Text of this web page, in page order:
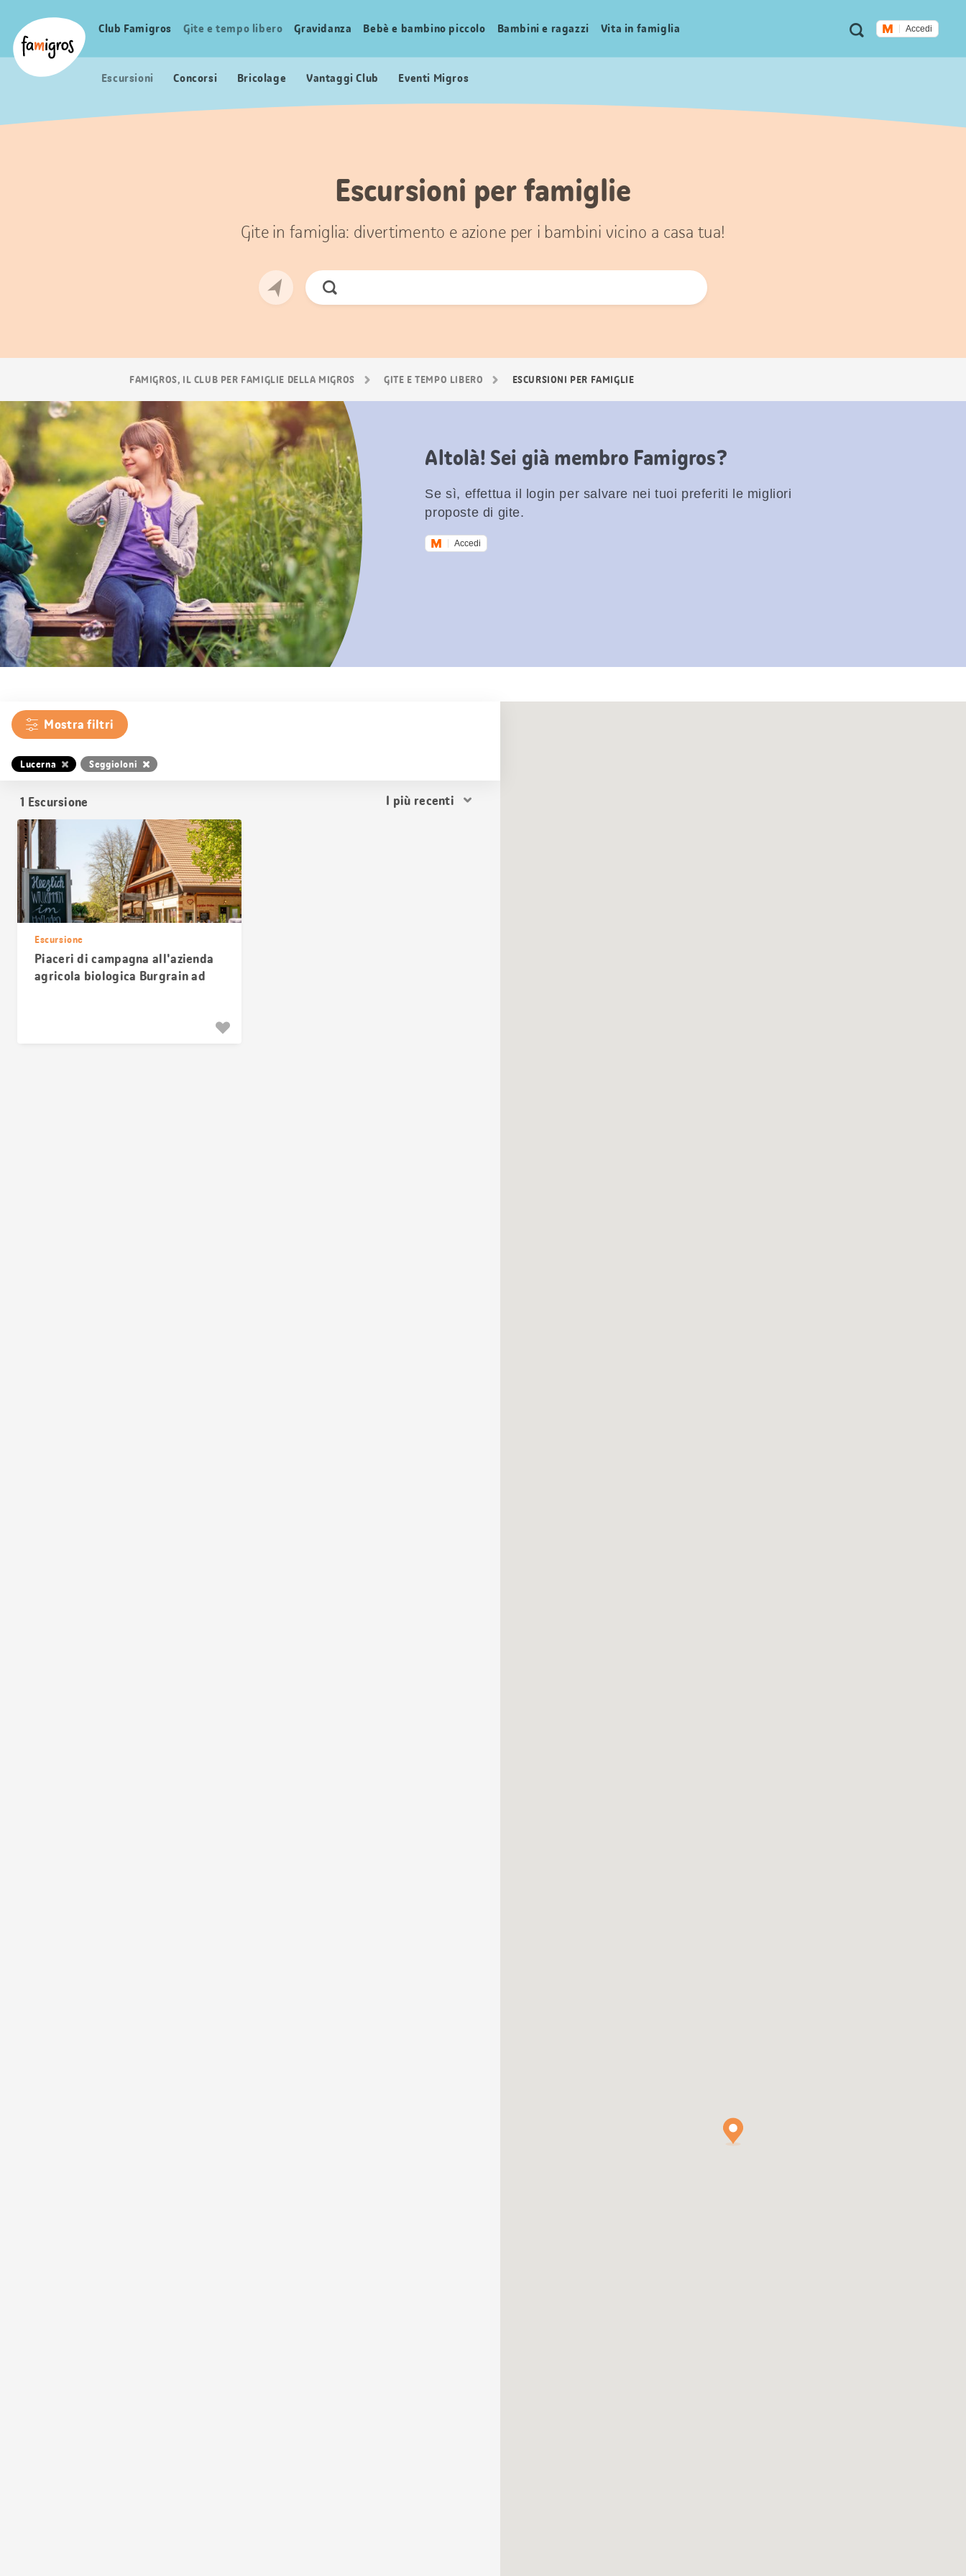
segnalibri
Logo
Metanavigazione
Ricerca Accedi
Navigazione
Club Famigros Gite e tempo libero Gravidanza Bebè e bambino piccolo Bambini e ragazzi Vita in famiglia
Escursioni Concorsi Bricolage Vantaggi Club Eventi Migros
Escursioni per famiglie
Gite in famiglia: divertimento e azione per i bambini vicino a casa tua!
Cerca
FAMIGROS, IL CLUB PER FAMIGLIE DELLA MIGROS GITE E TEMPO LIBERO ESCURSIONI PER FAMIGLIE
Altolà! Sei già membro Famigros?
Se sì, effettua il login per salvare nei tuoi preferiti le migliori
proposte di gite.
Accedi
Mostra filtri
Lucerna Seggioloni
1 Escursione
Ordina
Escursione
Piaceri di campagna all'azienda
agricola biologica Burgrain ad